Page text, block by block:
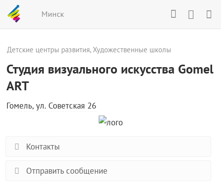
Минск
Детские центры развития,Художественные школы
Студия визуального искусства Gomel
ART
Гомель, ул. Советская 26
Контакты
Отправить сообщение